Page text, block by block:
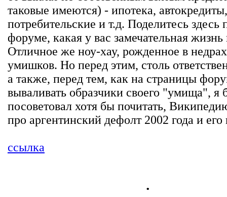
таковые имеются) - ипотека, автокредиты,
потребительские и т.д. Поделитесь здесь
форуме, какая у вас замечательная жизнь
Отличное же ноу-хау, рожденное в
умишков. Но перед этим, столь
а также, перед тем, как на страницы
вываливать образчики своего "умища", я
посоветовал хотя бы почитать,
про аргентинский дефолт 2002 года и его
ссылка
.